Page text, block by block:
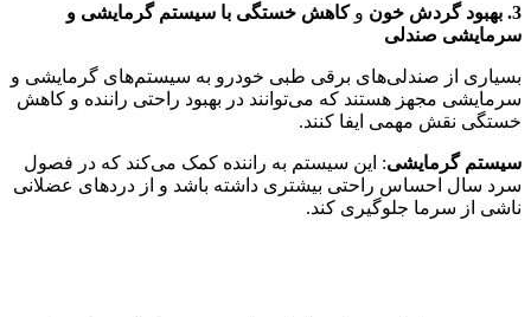
3. بهبود گردش خون و کاهش خستگی با سیستم گرمایشی و
سرمایشی صندلی
بسیاری از صندلی‌های برقی طبی خودرو به سیستم‌های گرمایشی و
سرمایشی مجهز هستند که می‌توانند در بهبود راحتی راننده و کاهش
خستگی نقش مهمی ایفا کنند.
سیستم گرمایشی: این سیستم به راننده کمک می‌کند که در فصول
سرد سال احساس راحتی بیشتری داشته باشد و از دردهای عضلانی
ناشی از سرما جلوگیری کند.